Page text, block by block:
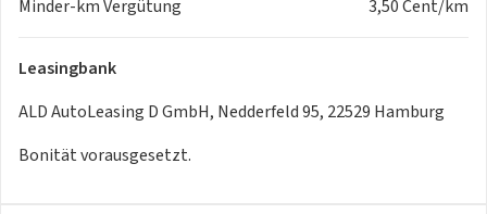
Minder-km Vergütung
3,50 Cent/km
Leasingbank
ALD AutoLeasing D GmbH, Nedderfeld 95, 22529 Hamburg
Bonität vorausgesetzt.